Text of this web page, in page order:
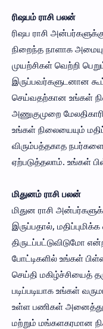
ரிஷபம் ராசி பலன்
ரிஷப ராசி
நிறைந்த நாளாக
முயற்சிகள் வெற்றி
இருப்பவர்களுடனான
செய்வதற்கான உங்கள்
அணுகுமுறை
உங்கள் நிலையையும்
விரும்பத்தகாத
ஏற்படுத்தலாம். உங்கள்
மிதுனம் ராசி பலன்
மிதுன ராசி
இருப்பதால்,
திருடப்பட்டுவிடுமோ
போட்டிகளில் உங்கள்
செய்தி மகிழ்ச்சியைத்
படிப்படியாக உங்கள்
உள்ள பணிகள்
மற்றும் மங்களகரமான